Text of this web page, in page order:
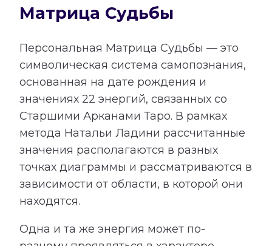
Матрица Судьбы
Персональная Матрица Судьбы — это
символическая система самопознания,
основанная на дате рождения и
значениях 22 энергий, связанных со
Старшими Арканами Таро. В рамках
метода Натальи Ладини рассчитанные
значения располагаются в разных
точках диаграммы и рассматриваются в
зависимости от области, в которой они
находятся.
Одна и та же энергия может по-